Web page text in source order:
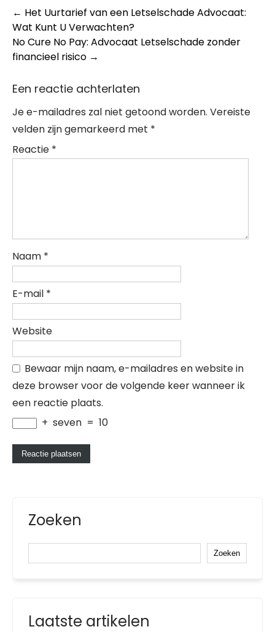
Post
navigation
← Het Uurtarief van een Letselschade Advocaat:
Wat Kunt U Verwachten?
No Cure No Pay: Advocaat Letselschade zonder
financieel risico →
Een reactie achterlaten
Je e-mailadres zal niet getoond worden. Vereiste
velden zijn gemarkeerd met *
Reactie *
Naam *
E-mail *
Website
Bewaar mijn naam, e-mailadres en website in
deze browser voor de volgende keer wanneer ik
een reactie plaats.
+ seven = 10
Zoeken
Zoeken
Laatste artikelen